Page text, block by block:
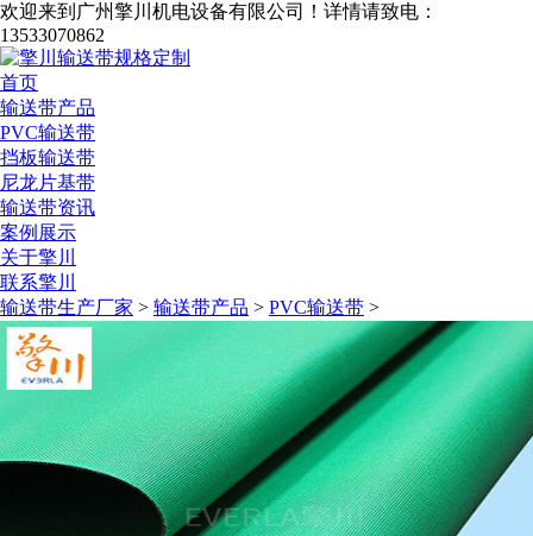
欢迎来到广州擎川机电设备有限公司！ 详情请致电：
13533070862
首页
输送带产品
PVC输送带
挡板输送带
尼龙片基带
输送带资讯
案例展示
关于擎川
联系擎川
输送带生产厂家 > 输送带产品 > PVC输送带 >